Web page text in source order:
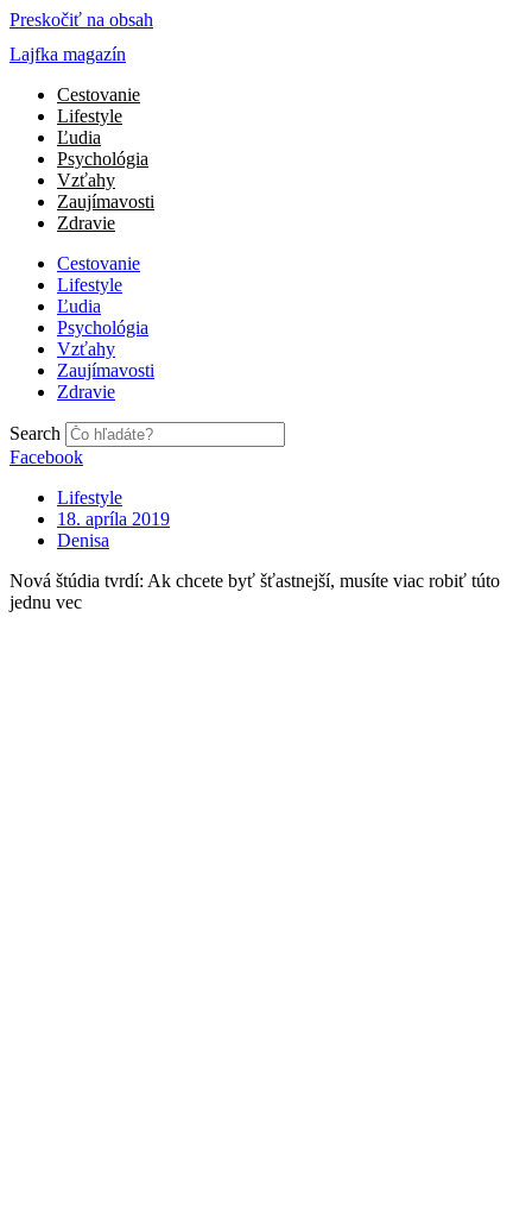
Preskočiť na obsah
Lajfka magazín
Cestovanie
Lifestyle
Ľudia
Psychológia
Vzťahy
Zaujímavosti
Zdravie
Cestovanie
Lifestyle
Ľudia
Psychológia
Vzťahy
Zaujímavosti
Zdravie
Search
Facebook
Lifestyle
18. apríla 2019
Denisa
Nová štúdia tvrdí: Ak chcete byť šťastnejší, musíte viac robiť túto
jednu vec